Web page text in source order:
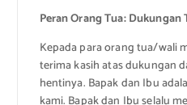
Peran Orang Tua: Dukungan
Kepada para orang tua/wali
terima kasih atas dukungan
hentinya. Bapak dan Ibu
kami. Bapak dan Ibu selalu